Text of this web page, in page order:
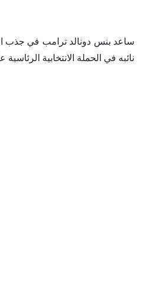
ساعد بنس دونالد ترامب في جذب
نائبه في الحملة الانتخابية الرئاسية عام